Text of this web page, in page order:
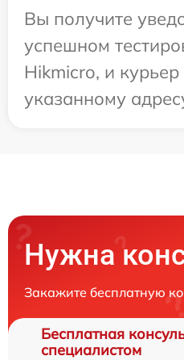
Вы получите
успешном
Hikmicro, и
указанному
Нужна
Закажите бесплатную
Бесплатная
специалистом